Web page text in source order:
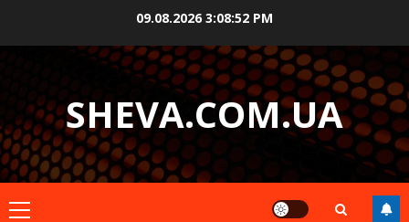
содержимому
09.08.2026 3:08:54 PM
SHEVA.COM.UA
Основное